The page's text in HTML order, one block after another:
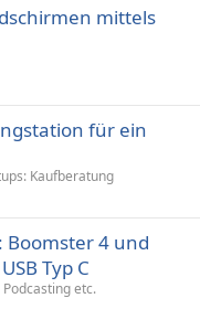
mittels
für ein
Kaufberatung
Boomster 4 und
Typ C
etc.